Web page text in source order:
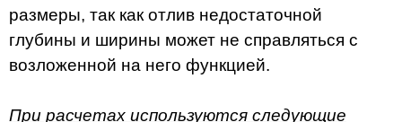
размеры, так как отлив недостаточной
глубины и ширины может не справляться с
возложенной на него функцией.
При расчетах используются следующие